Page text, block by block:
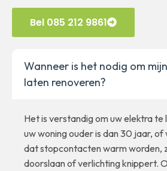
Bel 085 212 9861
Wanneer is het nodig om
laten renoveren?
Het is verstandig om uw elektra te
uw woning ouder is dan 30 jaar,
dat stopcontacten warm worden,
doorslaan of verlichting knippert.